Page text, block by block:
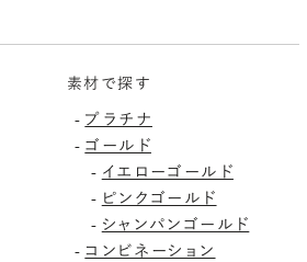
素材で探す
- プラチナ
- ゴールド
- イエローゴールド
- ピンクゴールド
- シャンパンゴールド
- コンビネーション